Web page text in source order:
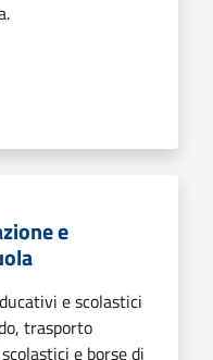
e
e scolastici
trasporto
e borse di